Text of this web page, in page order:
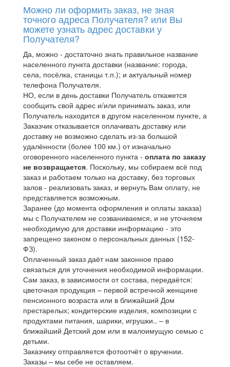
Можно ли оформить заказ, не зная
точного адреса Получателя? или Вы
можете узнать адрес доставки у
Получателя?
Да, можно - достаточно знать правильное название
населенного пункта доставки (название: города,
села, посёлка, станицы т.п.); и актуальный номер
телефона Получателя.
НО, если в день доставки Получатель откажется
сообщить свой адрес и/или принимать заказ, или
Получатель находится в другом населенном пункте, а
Заказчик отказывается оплачивать доставку или
доставку не возможно сделать из-за большой
удалённости (более 100 км.) от изначально
оговоренного населенного пункта - оплата по заказу
не возвращается. Поскольку, мы собираем всё под
заказ и работаем только на доставку, без торговых
залов - реализовать заказ, и вернуть Вам оплату, не
представляется возможным.
Заранее (до момента оформления и оплаты заказа)
мы с Получателем не созваниваемся, и не уточняем
необходимую для доставки информацию - это
запрещено законом о персональных данных (152-
ФЗ).
Оплаченный заказ даёт нам законное право
связаться для уточнения необходимой информации.
Сам заказ, в зависимости от состава, передаётся:
цветочная продукция – первой встречной женщине
пенсионного возраста или в ближайший Дом
престарелых; кондитерские изделия, композиции с
продуктами питания, шарики, игрушки.. – в
ближайший Детский дом или в малоимущую семью с
детьми.
Заказчику отправляется фотоотчёт о вручении.
Заказы – мы себе не оставляем.